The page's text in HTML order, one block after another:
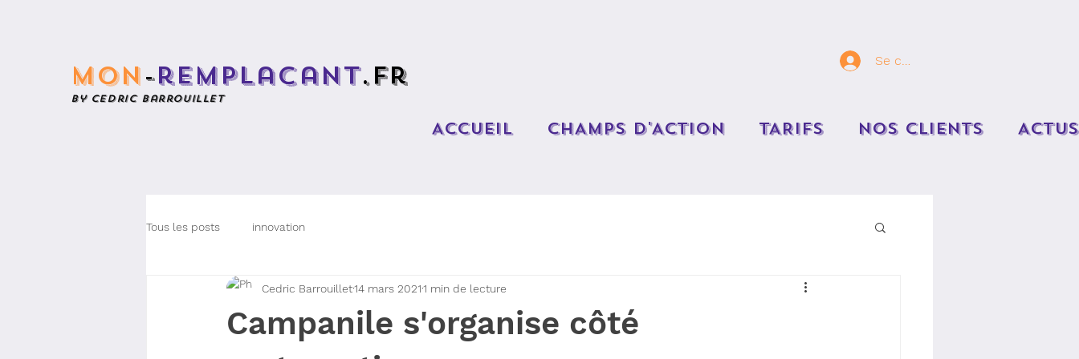
mon-remplacant.fr
by cedric barrouillet
ACCUEIL CHAMPS D'ACTION TARIFS NOS CLIENTS ACTUS
Se connecter
Tous les posts innovation
Campanile s'organise côté
Cedric Barrouillet14 mars 20211 min de lecture